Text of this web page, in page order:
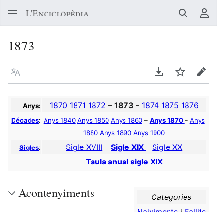
Buscar
1873
Llegir en un atre idioma Descarregar en
Vigilar
Anys: 1870 1871 1872 – 1873 – 1874 1875 1876
Décades: Anys 1840 Anys 1850 Anys 1860– Anys 1870– Anys
1880 Anys 1890 Anys 1900
Sigles: Sigle XVIII –Sigle XIX– Sigle XX
Taula anual sigle XIX
Categories
Acontenyiments